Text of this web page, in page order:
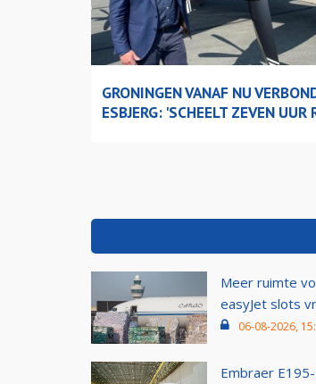
GRONINGEN VANAF NU
ESBJERG: 'SCHEELT ZEVEN UUR
Meer ruimte
easyJet slots
06-08-2026,
Embraer